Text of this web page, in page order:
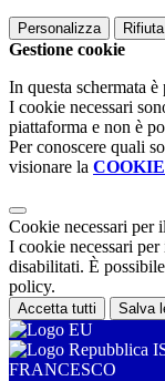
Personalizza
Gestione cookie
In questa schermata
I cookie necessari
piattaforma e non è
Per conoscere quali
visionare la
Cookie necessari per
I cookie necessari
disabilitati. È
policy.
Accetta tutti Salva
FRANCESCO